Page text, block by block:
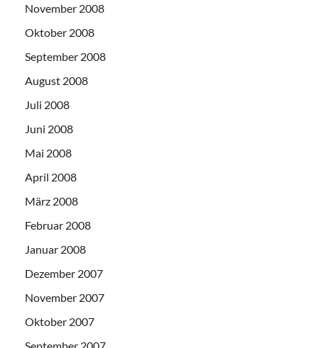
November 2008
Oktober 2008
September 2008
August 2008
Juli 2008
Juni 2008
Mai 2008
April 2008
März 2008
Februar 2008
Januar 2008
Dezember 2007
November 2007
Oktober 2007